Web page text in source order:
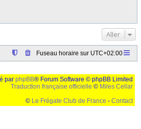
Aller
Fuseau horaire sur UTC+02:00
par phpBB® Forum Software © phpBB Limited
Traduction française officielle © Miles Cellar
© Le Frégate Club de France - Contact